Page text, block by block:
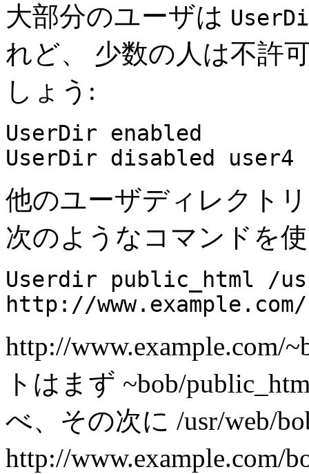
大部分のユーザは
れど、 少数の人は不許
しょう:
UserDir enabled
UserDir disabled user4
他のユーザディレクト
次のようなコマンドを
Userdir public_html /
http://www.example.com/
http://www.example.com/
トはまず ~bob/
べ、その次に /usr/web/
http://www.example.com/